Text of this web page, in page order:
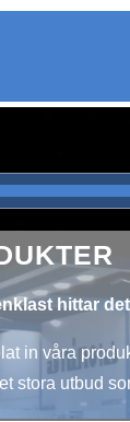
hittar
in våra
stora utbud